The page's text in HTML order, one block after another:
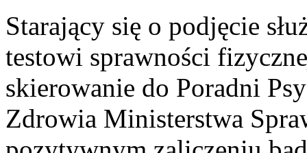
Starający się o podjęcie
testowi sprawności
skierowanie do Poradni
Zdrowia Ministerstwa